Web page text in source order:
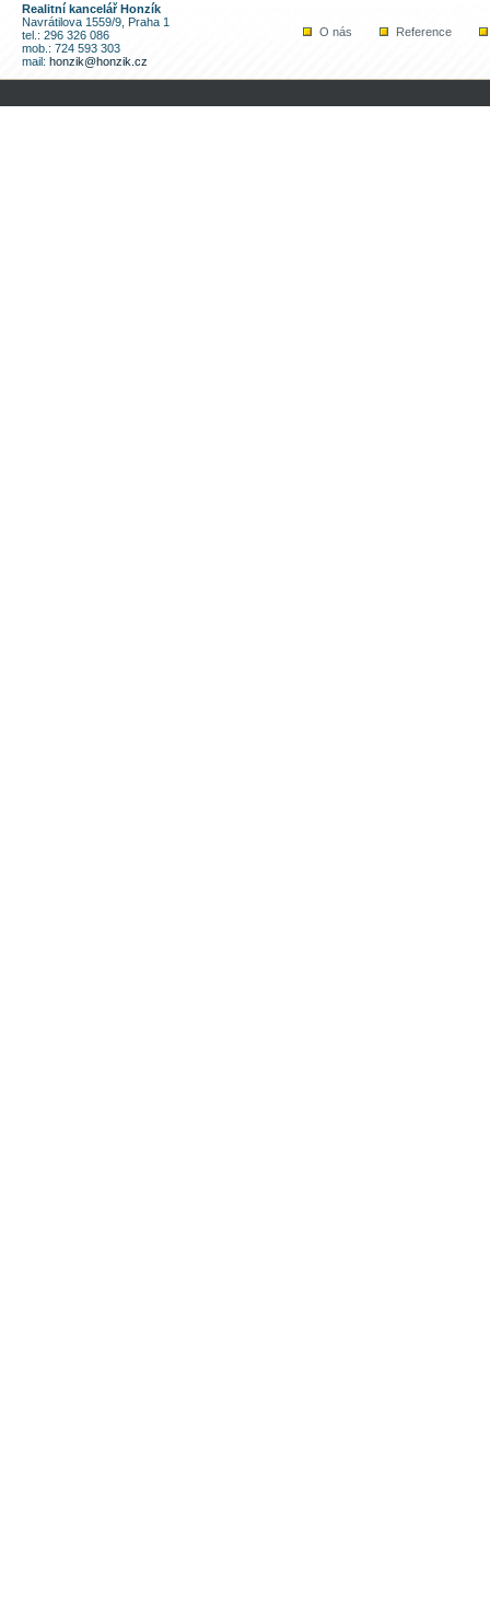
Realitní kancelář Honzík
Navrátilova 1559/9, Praha 1
tel.: 296 326 086
mob.: 724 593 303
mail: honzik@honzik.cz
O nás Reference